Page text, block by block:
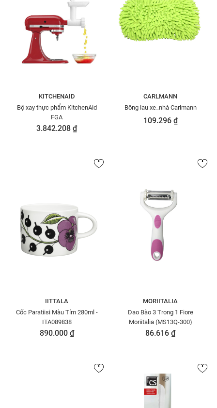
KITCHENAID
Bộ xay thực phẩm KitchenAid
FGA
3.842.208 ₫
CARLMANN
Bông lau xe_nhà Carlmann
109.296 ₫
IITTALA
Cốc Paratiisi Màu Tím 280ml -
ITA089838
890.000 ₫
MORIITALIA
Dao Bào 3 Trong 1 Fiore
Moriitalia (MS13Q-300)
86.616 ₫